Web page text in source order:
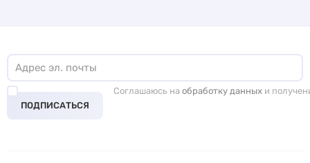
ПОДПИСАТЬСЯ
Соглашаюсь на обработку данных и